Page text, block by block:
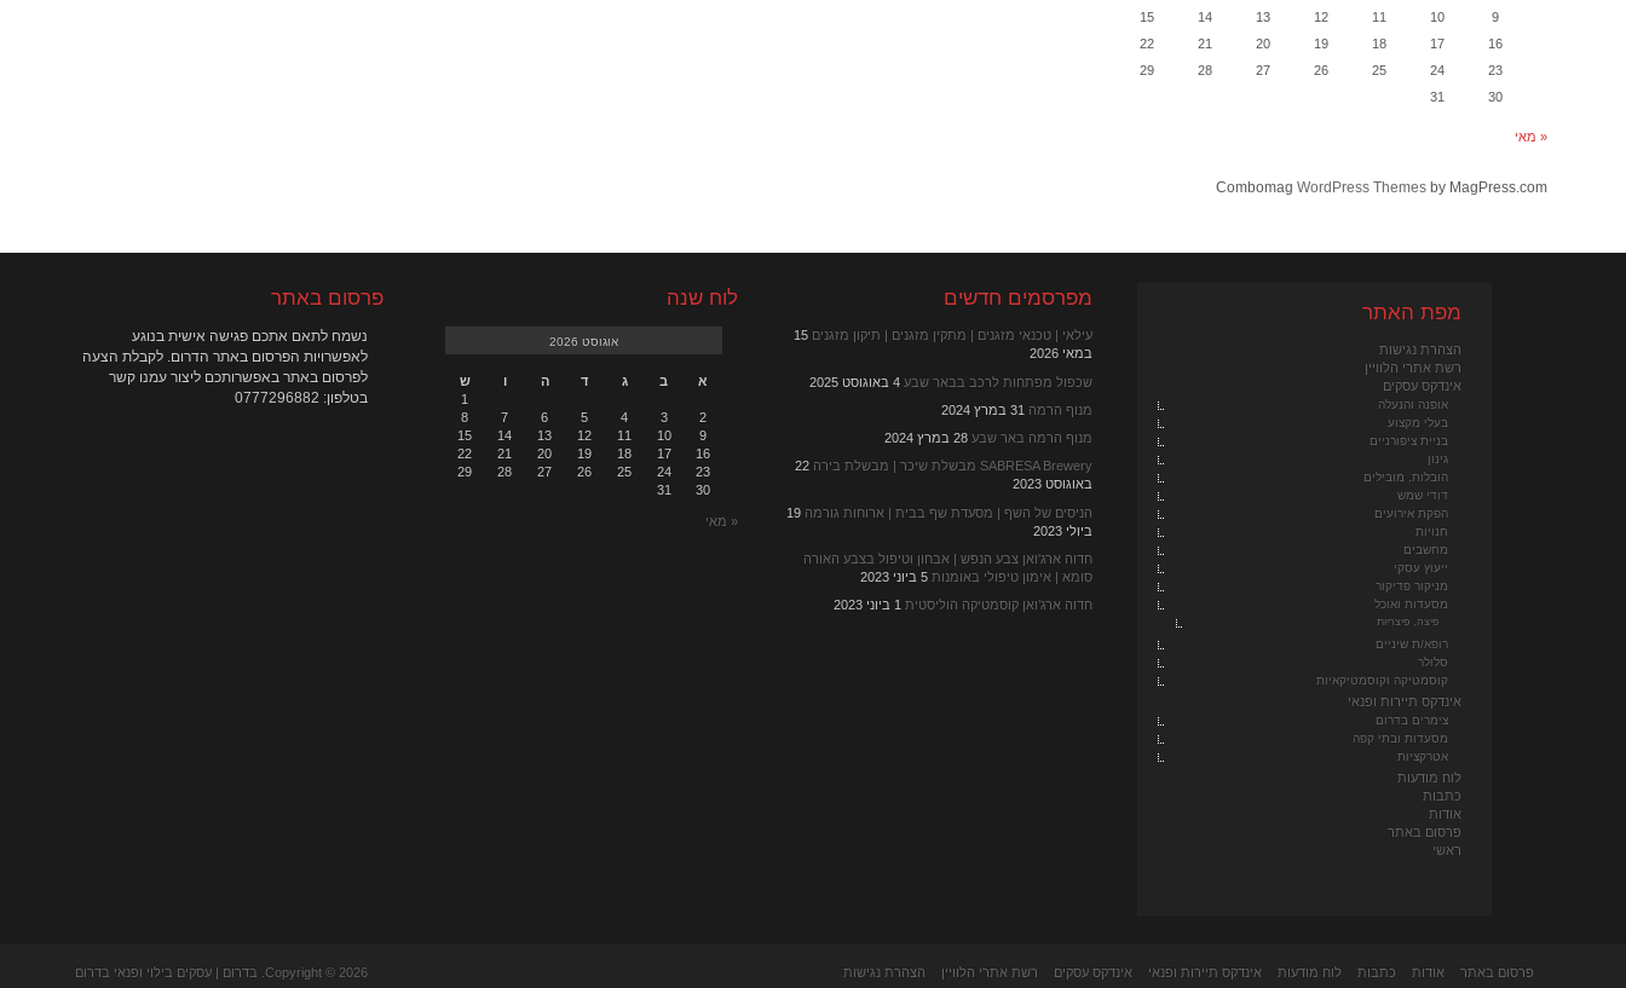
9
10
11
12
13
14
15
16
17
18
19
20
21
22
23
24
25
26
27
28
29
30
31
« מאי
CombomagWordPress Themes by MagPress.com
פרסום באתר
נשמח לתאם אתכם פגישה אישית בנוגע
לאפשרויות הפרסום באתר הדרום. לקבלת הצעה
לפרסום באתר באפשרותכם ליצור עמנו קשר
בטלפון: 0777296882
לוח שנה
אוגוסט 2026
א ב ג ד ה ו
ש
1
2
3
4
5
6
7
8
9
10
11
12
13
14
15
16
17
18
19
20
21
22
23
24
25
26
27
28
29
30
31
« מאי
מפרסמים חדשים
עילאי | טכנאי מזגנים | מתקין מזגנים | תיקון מזגנים 15
במאי 2026
שכפול מפתחות לרכב בבאר שבע 4 באוגוסט 2025
מנוף הרמה 31 במרץ 2024
מנוף הרמה באר שבע 28 במרץ 2024
SABRESA Brewery מבשלת שיכר | מבשלת בירה
22
באוגוסט 2023
הניסים של השף | מסעדת שף בבית | ארוחות גורמה 19
ביולי 2023
חדוה ארג'ואן צבע הנפש | אבחון וטיפול בצבע האורה
סומא | אימון טיפולי באומנות 5 ביוני 2023
חדוה ארג’ואן קוסמטיקה הוליסטית 1 ביוני 2023
מפת האתר
הצהרת נגישות
רשת אתרי הלוויין
אינדקס עסקים
אופנה והנעלה
בעלי מקצוע
בניית ציפורניים
גינון
הובלות, מובילים
דודי שמש
הפקת אירועים
חנויות
מחשבים
ייעוץ עסקי
מניקור פדיקור
מסעדות ואוכל
פיצה, פיצריות
רופא/ת שיניים
סלולר
קוסמטיקה וקוסמטיקאיות
אינדקס תיירות ופנאי
צימרים בדרום
מסעדות ובתי קפה
אטרקציות
לוח מודעות
כתבות
אודות
פרסום באתר
ראשי
Copyright © 2026. בדרום | עסקים בילוי ופנאי בדרום הצהרת נגישות רשת אתרי הלוויין אינדקס עסקים אינדקס תיירות ופנאי לוח מודעות כתבות אודות פרסום באתר